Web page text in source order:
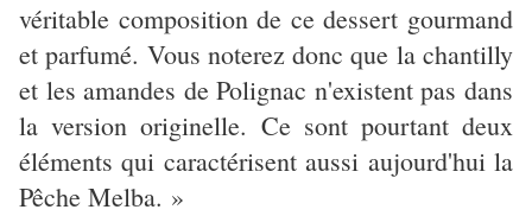
véritable composition de ce dessert gourmand
et parfumé. Vous noterez donc que la chantilly
et les amandes de Polignac n'existent pas dans
la version originelle. Ce sont pourtant deux
éléments qui caractérisent aussi aujourd'hui la
Pêche Melba. »